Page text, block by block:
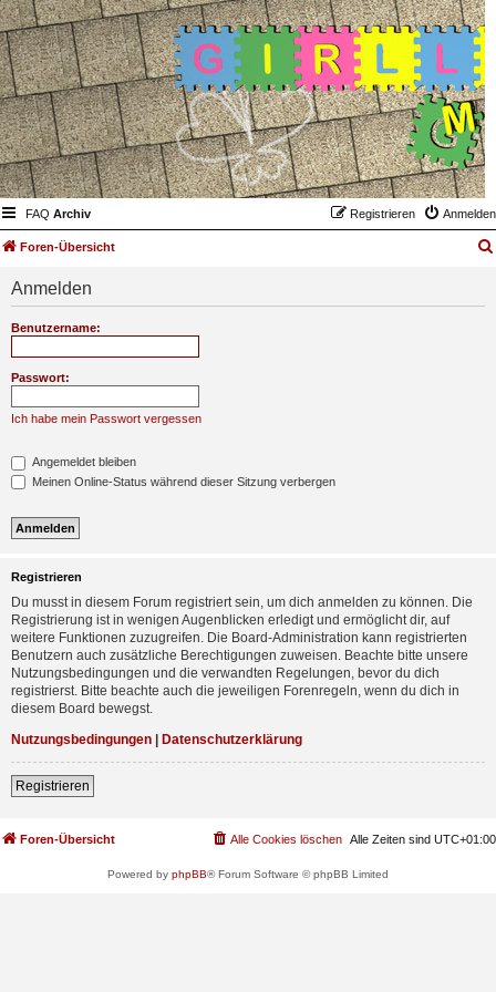
FAQ Archiv Anmelden
Registrieren
Foren-Übersicht
Anmelden
Benutzername:
Passwort:
Ich habe mein Passwort vergessen
Angemeldet bleiben
Meinen Online-Status während dieser Sitzung verbergen
Registrieren
Du musst in diesem Forum registriert sein, um dich anmelden zu können. Die
Registrierung ist in wenigen Augenblicken erledigt und ermöglicht dir, auf
weitere Funktionen zuzugreifen. Die Board-Administration kann registrierten
Benutzern auch zusätzliche Berechtigungen zuweisen. Beachte bitte unsere
Nutzungsbedingungen und die verwandten Regelungen, bevor du dich
registrierst. Bitte beachte auch die jeweiligen Forenregeln, wenn du dich in
diesem Board bewegst.
Nutzungsbedingungen | Datenschutzerklärung
Registrieren
Foren-Übersicht Alle Zeiten sind UTC+01:00
Alle Cookies löschen
Powered by phpBB® Forum Software © phpBB Limited